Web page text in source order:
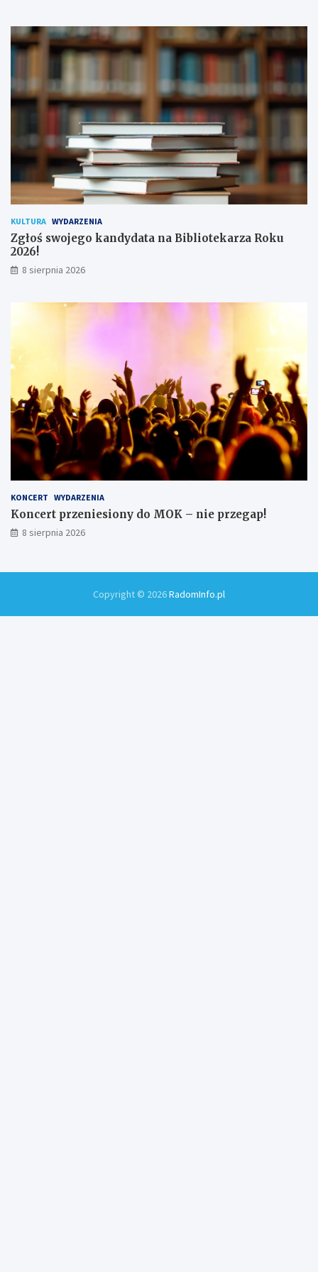
a
n
!
d
y
h
u
ż
o
n
i
ó
w
KULTURA WYDARZENIA
Zgłoś swojego kandydata na Bibliotekarza Roku
2026!
8 sierpnia 2026
KONCERT WYDARZENIA
Koncert przeniesiony do MOK – nie przegap!
8 sierpnia 2026
Copyright © 2026RadomInfo.pl